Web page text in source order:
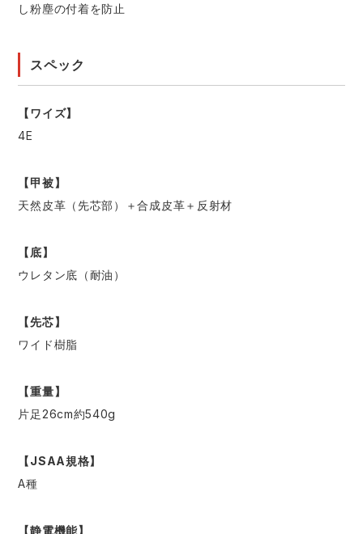
し粉塵の付着を防止
スペック
【ワイズ】
4E
【甲被】
天然皮革（先芯部）＋合成皮革＋反射材
【底】
ウレタン底（耐油）
【先芯】
ワイド樹脂
【重量】
片足26cm約540g
【JSAA規格】
A種
【静電機能】